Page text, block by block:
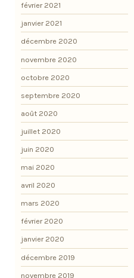
février 2021
janvier 2021
décembre 2020
novembre 2020
octobre 2020
septembre 2020
août 2020
juillet 2020
juin 2020
mai 2020
avril 2020
mars 2020
février 2020
janvier 2020
décembre 2019
novembre 2019